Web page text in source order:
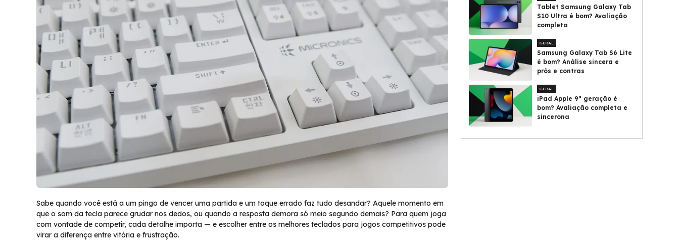
Sabe quando você está a um pingo de vencer uma partida e um toque errado faz tudo desandar? Aquele momento em
que o som da tecla parece grudar nos dedos, ou quando a resposta demora só meio segundo demais? Para quem joga
com vontade de competir, cada detalhe importa — e escolher entre os melhores teclados para jogos competitivos pode
virar a diferença entre vitória e frustração.
Tablet Samsung Galaxy Tab
S10 Ultra é bom? Avaliação
completa
GERAL
Samsung Galaxy Tab S6 Lite
é bom? Análise sincera e
prós e contras
GERAL
iPad Apple 9ª geração é
bom? Avaliação completa e
sincerona